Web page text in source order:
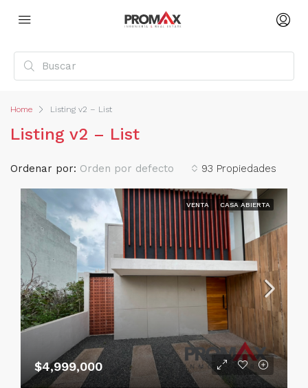
Home Listing v2 – List
Listing v2 – List
93 Propiedades
Ordenar por: Orden por defecto
VENTA CASA ABIERTA
$4,999,000